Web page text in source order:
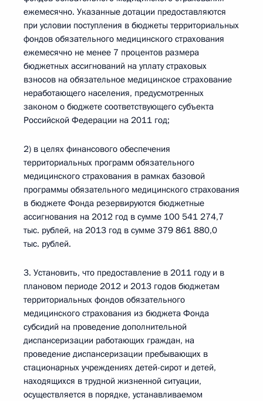
ежемесячно. Указанные дотации предоставляются
при условии поступления в бюджеты территориальных
фондов обязательного медицинского страхования
ежемесячно не менее 7 процентов размера
бюджетных ассигнований на уплату страховых
взносов на обязательное медицинское страхование
неработающего населения, предусмотренных
законом о бюджете соответствующего субъекта
Российской Федерации на 2011 год;
2) в целях финансового обеспечения
территориальных программ обязательного
медицинского страхования в рамках базовой
программы обязательного медицинского страхования
в бюджете Фонда резервируются бюджетные
ассигнования на 2012 год в сумме 100 541 274,7
тыс. рублей, на 2013 год в сумме 379 861 880,0
тыс. рублей.
3. Установить, что предоставление в 2011 году и в
плановом периоде 2012 и 2013 годов бюджетам
территориальных фондов обязательного
медицинского страхования из бюджета Фонда
субсидий на проведение дополнительной
диспансеризации работающих граждан, на
проведение диспансеризации пребывающих в
стационарных учреждениях детей-сирот и детей,
находящихся в трудной жизненной ситуации,
осуществляется в порядке, устанавливаемом